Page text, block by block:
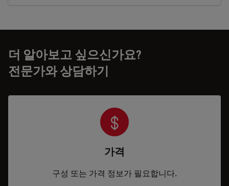
더 알아보고 싶으신가요?
전문가와 상담하기
가격
구성 또는 가격 정보가 필요합니다.